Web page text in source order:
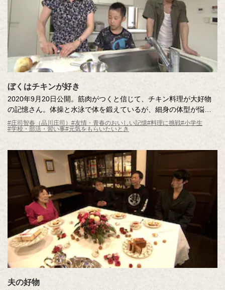
ぼくはチキンが好き
2020年9月20日公開。筋肉がつくと信じて、チキン料理が大好物
の記憶さん。体操と水泳で体を鍛えているが、細身の体型が悩み
の種。憧れのコーチのように筋肉をつけて大きくなりたい！とい
う願いを叶えるため、調査員と"筋肉料理"を学びます。（7月12日
#庄司智春（品川庄司） #友情・青春のおいしい記憶#料理に挑戦#小学生
#学校・部活・習い事#元気をもらいたいとき
夫の好物